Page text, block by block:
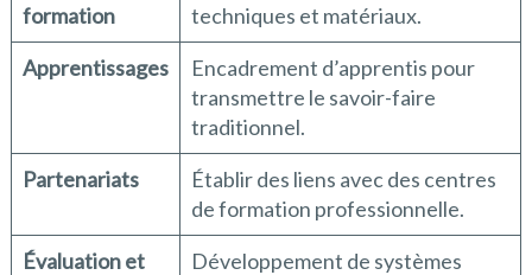
formation
techniques et matériaux.
Apprentissages
Encadrement d’apprentis pour
transmettre le savoir-faire
traditionnel.
Partenariats
Établir des liens avec des centres
de formation professionnelle.
Évaluation et
Développement de systèmes